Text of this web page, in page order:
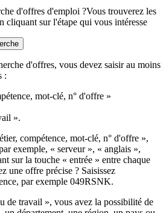
d'offres d'emploi ?Vous trouverez les
cliquant sur l'étape qui vous intéresse
d'offres, vous devez saisir au moins
:
mot-clé, n° d'offre »
».
compétence, mot-clé, n° d'offre »,
exemple, « serveur », « anglais »,
sur la touche « entrée » entre chaque
une offre précise ? Saisissez
par exemple 049RSNK.
de travail », vous avez la possibilité de